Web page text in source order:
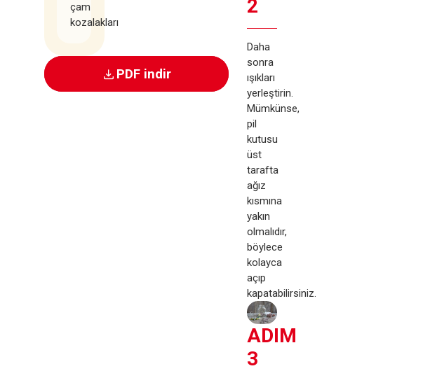
çam
kozalakları
PDF indir
2
Daha
sonra
ışıkları
yerleştirin.
Mümkünse,
pil
kutusu
üst
tarafta
ağız
kısmına
yakın
olmalıdır,
böylece
kolayca
açıp
kapatabilirsiniz.
ADIM
3